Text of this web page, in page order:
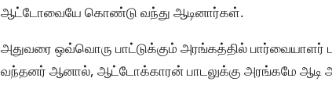
ஆட்டோவையே கொண்டு வந்து ஆடினார்கள்.
அதுவரை ஒவ்வொரு பாட்டுக்கும் அரங்கத்தில் பார்வையாளர்
வந்தனர் ஆனால், ஆட்டோக்காரன் பாடலுக்கு அரங்கமே ஆடி